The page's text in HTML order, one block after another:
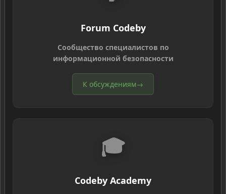
Forum Codeby
Сообщество специалистов по
информационной безопасности
К обсуждениям→
🎓
Codeby Academy